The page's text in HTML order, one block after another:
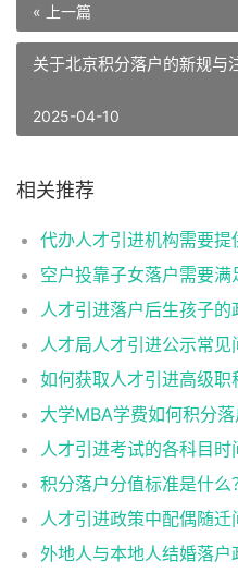
« 上一篇
关于北京积分落户的新规与
2025-04-10
相关推荐
代办人才引进机构需要提
空户投靠子女落户需要满
人才引进落户后生孩子的
人才局人才引进公示常见
如何获取人才引进高级职
大学MBA学费如何积分落
人才引进考试的各科目时
积分落户分值标准是什么
人才引进政策中配偶随迁
外地人与本地人结婚落户